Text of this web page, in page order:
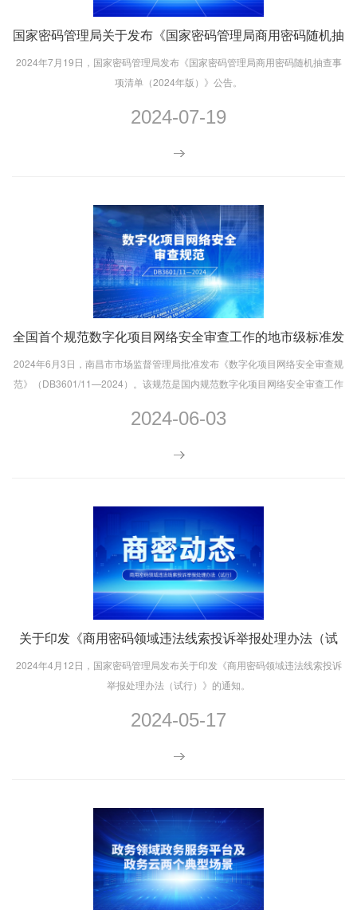
国家密码管理局关于发布《国家密码管理局商用密码随机抽
查事项清单（2024年版）》的公告
2024年7月19日，国家密码管理局发布《国家密码管理局商用密码随机抽查事
项清单（2024年版）》公告。
2024-07-19
全国首个规范数字化项目网络安全审查工作的地市级标准发
布！审查细则涉6个密码必须项要求
2024年6月3日，南昌市市场监督管理局批准发布《数字化项目网络安全审查规
范》（DB3601/11—2024）。该规范是国内规范数字化项目网络安全审查工作
2024-06-03
关于印发《商用密码领域违法线索投诉举报处理办法（试
行）》的通知（国密局字〔2024〕128号）
2024年4月12日，国家密码管理局发布关于印发《商用密码领域违法线索投诉
举报处理办法（试行）》的通知。
2024-05-17